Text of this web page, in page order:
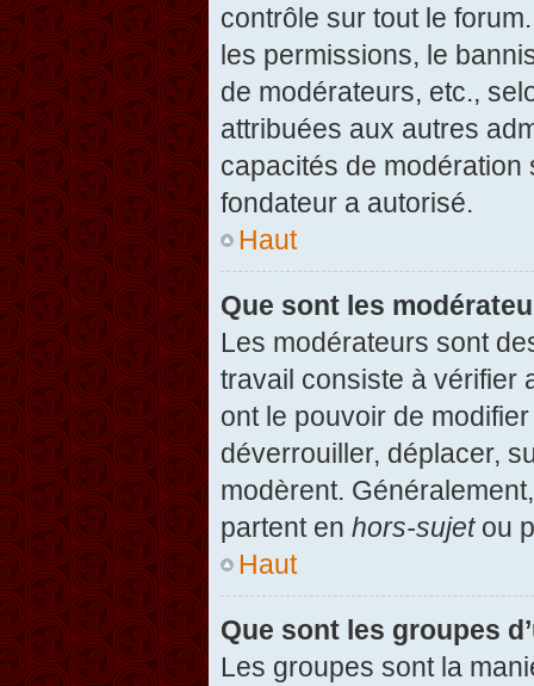
contrôle sur tout le
les permissions, le
de modérateurs, etc.,
attribuées aux autres
capacités de modération
fondateur a autorisé.
Haut
Que sont les
Les modérateurs sont
travail consiste à vérifier
ont le pouvoir de
déverrouiller, déplacer,
modèrent.
partent en hors-sujetou
Haut
Que sont les groupes
Les groupes sont la